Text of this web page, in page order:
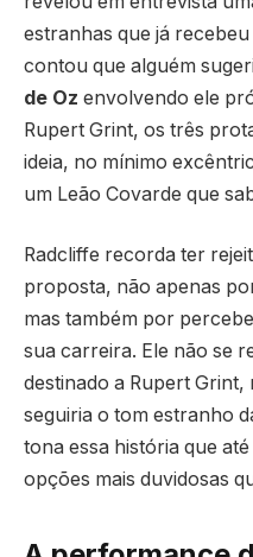
estranhas que já
contou que alguém
de Oz envolvendo ele
Rupert Grint, os três
ideia, no mínimo
um Leão Covarde que
Radcliffe recorda ter
proposta, não apenas
mas também por
sua carreira. Ele não se
destinado a Rupert Grint,
seguiria o tom estranho
tona essa história que
opções mais duvidosas